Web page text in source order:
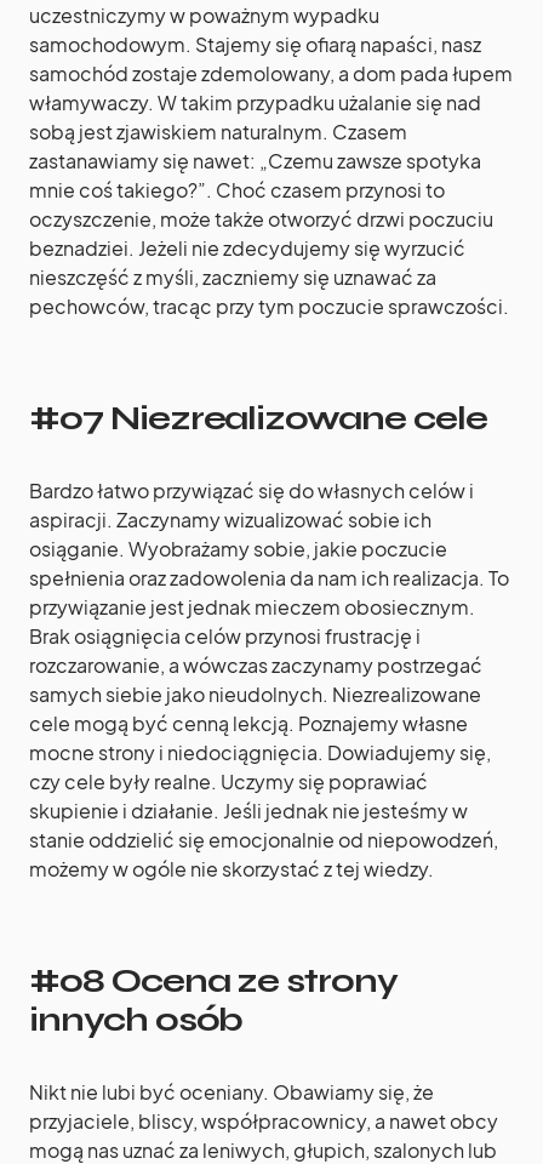
uczestniczymy w poważnym wypadku
samochodowym. Stajemy się ofiarą napaści, nasz
samochód zostaje zdemolowany, a dom pada łupem
włamywaczy. W takim przypadku użalanie się nad
sobą jest zjawiskiem naturalnym. Czasem
zastanawiamy się nawet: „Czemu zawsze spotyka
mnie coś takiego?”. Choć czasem przynosi to
oczyszczenie, może także otworzyć drzwi poczuciu
beznadziei. Jeżeli nie zdecydujemy się wyrzucić
nieszczęść z myśli, zaczniemy się uznawać za
pechowców, tracąc przy tym poczucie sprawczości.
#07 Niezrealizowane cele
Bardzo łatwo przywiązać się do własnych celów i
aspiracji. Zaczynamy wizualizować sobie ich
osiąganie. Wyobrażamy sobie, jakie poczucie
spełnienia oraz zadowolenia da nam ich realizacja. To
przywiązanie jest jednak mieczem obosiecznym.
Brak osiągnięcia celów przynosi frustrację i
rozczarowanie, a wówczas zaczynamy postrzegać
samych siebie jako nieudolnych. Niezrealizowane
cele mogą być cenną lekcją. Poznajemy własne
mocne strony i niedociągnięcia. Dowiadujemy się,
czy cele były realne. Uczymy się poprawiać
skupienie i działanie. Jeśli jednak nie jesteśmy w
stanie oddzielić się emocjonalnie od niepowodzeń,
możemy w ogóle nie skorzystać z tej wiedzy.
#08 Ocena ze strony
innych osób
Nikt nie lubi być oceniany. Obawiamy się, że
przyjaciele, bliscy, współpracownicy, a nawet obcy
mogą nas uznać za leniwych, głupich, szalonych lub